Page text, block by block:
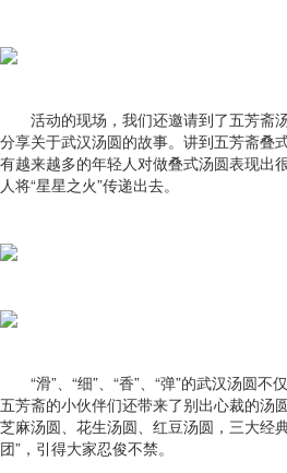
活动的现场，我们还邀请到了五芳斋
分享关于武汉汤圆的故事。讲到五芳斋叠
有越来越多的年轻人对做叠式汤圆表现出
人将“星星之火”传递出去。
“滑”、“细”、“香”、“弹”的武汉汤圆不
五芳斋的小伙伴们还带来了别出心裁的汤
芝麻汤圆、花生汤圆、红豆汤圆，三大经
团”，引得大家忍俊不禁。